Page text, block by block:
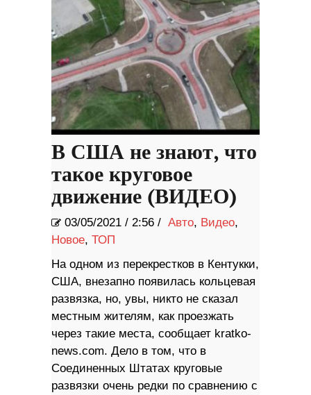
В США не знают, что
такое круговое
движение (ВИДЕО)
03/05/2021 / 2:56 / Авто, Видео,
Новое, ТОП
На одном из перекрестков в Кентукки,
США, внезапно появилась кольцевая
развязка, но, увы, никто не сказал
местным жителям, как проезжать
через такие места, сообщает kratko-
news.com. Дело в том, что в
Соединенных Штатах круговые
развязки очень редки по сравнению с